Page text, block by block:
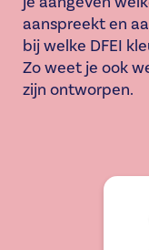
aanspreekt en
bij welke DFEI
Zo weet je ook
zijn ontworpen.